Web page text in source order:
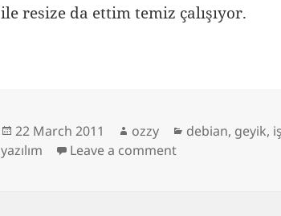
ile resize da ettim temiz çalışıyor.
Posted
on
22 March 2011 Author
ozzy Categories
debian, geyik,
yazılım
Leave a commenton debian hyper